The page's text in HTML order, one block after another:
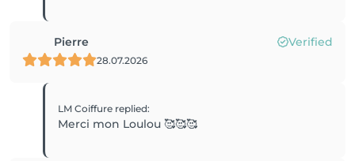
Pierre Verified
28.07.2026
LM Coiffure replied:
Merci mon Loulou 🥰🥰🥰